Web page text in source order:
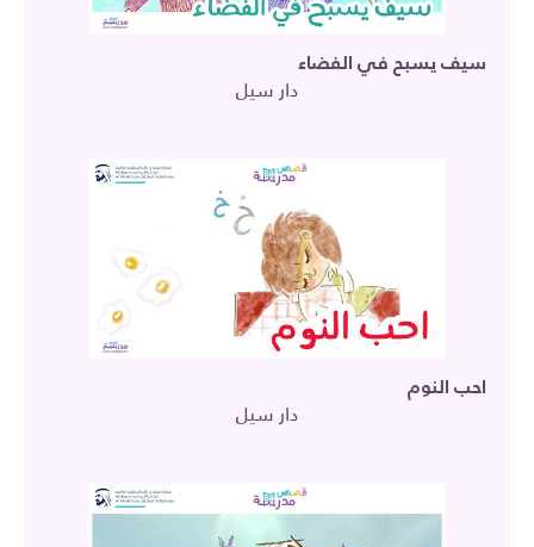
سيف يسبح في الفضاء
دار سيل
احب النوم
دار سيل